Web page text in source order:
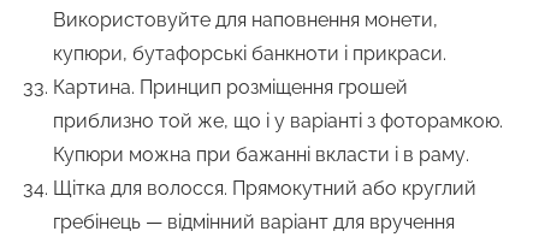
Використовуйте для наповнення монети,
купюри, бутафорські банкноти і прикраси.
Картина. Принцип розміщення грошей
приблизно той же, що і у варіанті з фоторамкою.
Купюри можна при бажанні вкласти і в раму.
Щітка для волосся. Прямокутний або круглий
гребінець — відмінний варіант для вручення